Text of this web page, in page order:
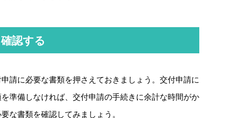
認する
請に必要な書類を押さえておきましょう。交付申請に
準備しなければ、交付申請の手続きに余計な時間がか
な書類を確認してみましょう。